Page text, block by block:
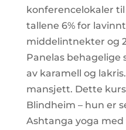
konferencelokaler
tallene 6% for
middelintnekter og
Panelas behagelige
av karamell og
mansjett. Dette
Blindheim – hun er
Ashtanga yoga